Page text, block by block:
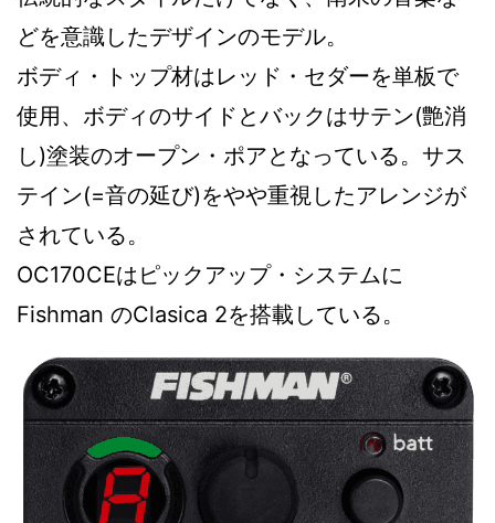
どを意識したデザインのモデル。
ボディ・トップ材はレッド・セダーを単板で
使用、ボディのサイドとバックはサテン(艶消
し)塗装のオープン・ポアとなっている。サス
テイン(=音の延び)をやや重視したアレンジが
されている。
OC170CEはピックアップ・システムに
Fishman のClasica 2を搭載している。